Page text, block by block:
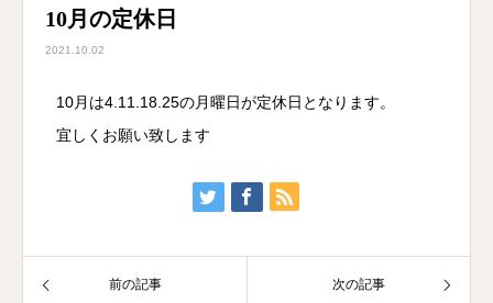
10月の定休日
2021.10.02
10月は4.11.18.25の月曜日が定休日となります。
宜しくお願い致します
前の記事 次の記事